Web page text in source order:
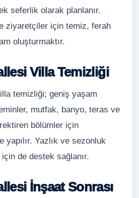
seferlik olarak planlanır.
ziyaretçiler için temiz, ferah
oluşturmaktır.
Villa Temizliği
temizliği; geniş yaşam
mutfak, banyo, teras ve
bölümler için
yapılır. Yazlık ve sezonluk
de destek sağlanır.
İnşaat Sonrası